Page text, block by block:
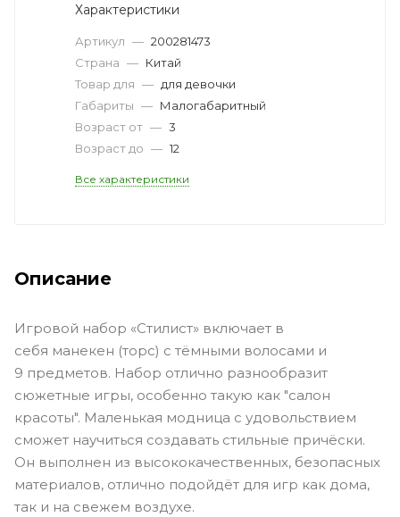
Характеристики
Артикул — 200281473
Страна — Китай
Товар для — для девочки
Габариты — Малогабаритный
Возраст от — 3
Возраст до — 12
Все характеристики
Описание
Игровой набор «Стилист» включает в
себя манекен (торс) с тёмными волосами и
9 предметов. Набор отлично разнообразит
сюжетные игры, особенно такую как "салон
красоты". Маленькая модница с удовольствием
сможет научиться создавать стильные причёски.
Он выполнен из высококачественных, безопасных
материалов, отлично подойдёт для игр как дома,
так и на свежем воздухе.